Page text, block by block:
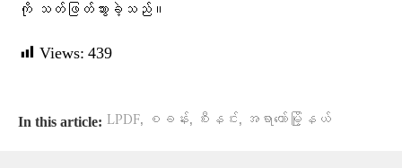
ကို သတ်ဖြတ်သွားခဲ့သည်။
Views: 439
In this article: LPDF, စခန်း, စီးနင်း, အရာတော်မြို့နယ်